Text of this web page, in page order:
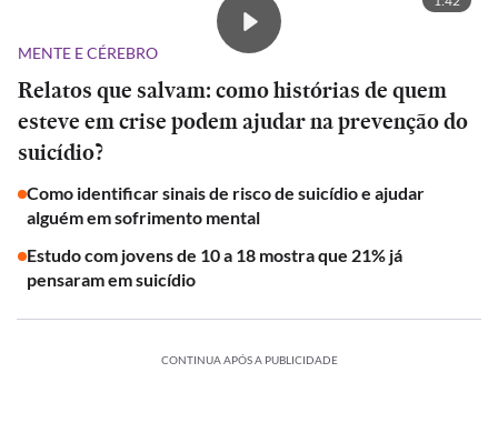
MENTE E CÉREBRO
Relatos que salvam: como histórias de quem
esteve em crise podem ajudar na prevenção do
suicídio?
Como identificar sinais de risco de suicídio e ajudar
alguém em sofrimento mental
Estudo com jovens de 10 a 18 mostra que 21% já
pensaram em suicídio
CONTINUA APÓS A PUBLICIDADE